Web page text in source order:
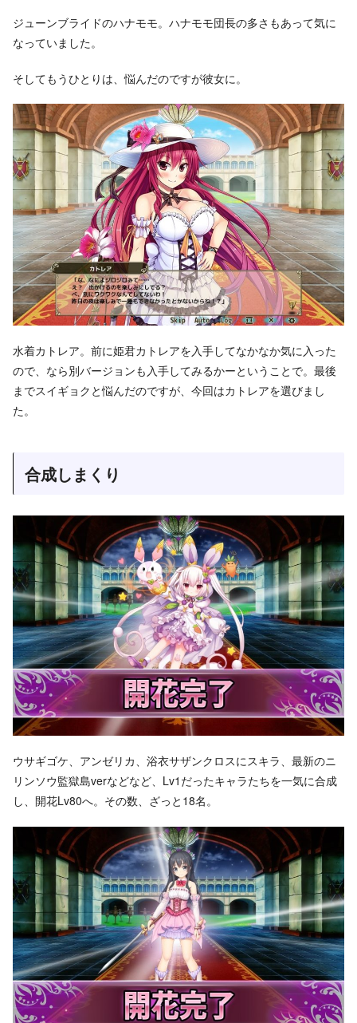
ジューンブライドのハナモモ。ハナモモ団長の多さもあって気に
なっていました。
そしてもうひとりは、悩んだのですが彼女に。
水着カトレア。前に姫君カトレアを入手してなかなか気に入った
ので、なら別バージョンも入手してみるかーということで。最後
までスイギョクと悩んだのですが、今回はカトレアを選びまし
た。
合成しまくり
ウサギゴケ、アンゼリカ、浴衣サザンクロスにスキラ、最新のニ
リンソウ監獄島verなどなど、Lv1だったキャラたちを一気に合成
し、開花Lv80へ。その数、ざっと18名。